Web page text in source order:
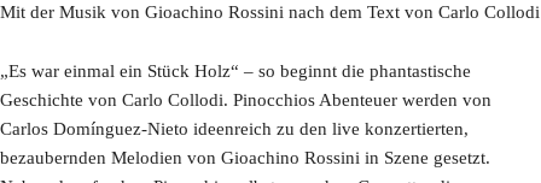
Mit der Musik von Gioachino Rossini nach dem Text von Carlo Collodi
„Es war einmal ein Stück Holz“ – so beginnt die phantastische
Geschichte von Carlo Collodi. Pinocchios Abenteuer werden von
Carlos Domínguez-Nieto ideenreich zu den live konzertierten,
bezaubernden Melodien von Gioachino Rossini in Szene gesetzt.